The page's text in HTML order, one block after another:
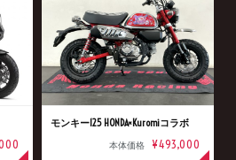
モンキー125 HONDA×Kuromiコラボ
本体価格 ¥493,000